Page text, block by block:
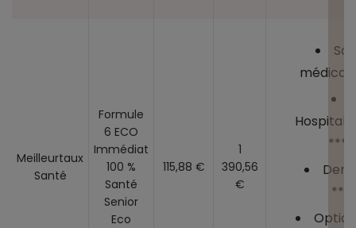
Meilleurtaux
Santé
Formule
6 ECO
Immédiat
100 %
Santé
Senior
Eco
115,88 €
1
390,56
€
****
***